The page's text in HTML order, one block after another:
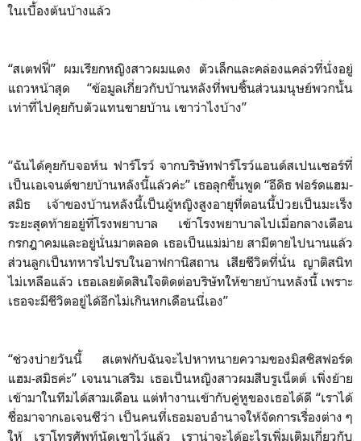
ในเบื้องต้นบ้างแล้ว
“สเตฟฟี่” ผมเรียกหญิงสาวผมแดง ตัวเล็กและคล่องแคล่วที่นั่งอยู่
แถวหน้าสุด “ข้อมูลเกี่ยวกับบ้านหลังที่พบชิ้นส่วนมนุษย์พวกนั้น
เท่าที่ไปคุยกับตัวแทนขายบ้าน เขาว่าไงบ้าง”
“ฉันได้คุยกับจอห์น ฟาร์โรว์ จากบริษัทฟาร์โรว์แอนด์สเปนเซอร์ที่
เป็นเอเจนต์ขายบ้านหลังนี้แล้วค่ะ” เธอลุกขึ้นพูด “อีดิธ ฟอร์ดแฮม-
สมิธ เจ้าของบ้านหลังนี้เป็นผู้หญิงสูงอายุที่ตอนนี้ป่วยเป็นมะเร็ง
ระยะสุดท้ายอยู่ที่โรงพยาบาล เข้าโรงพยาบาลไปเมื่อกลางเดือน
กรกฎาคมและอยู่นั่นมาตลอด เธอเป็นแม่ม่าย สามีตายไปนานแล้ว
ส่วนลูกเป็นทหารไปรบในอาฟกานิสถาน เสียชีวิตที่นั่น ญาติสนิท
ไม่เหลือแล้ว เธอเลยตัดสินใจติดต่อบริษัทให้ขายบ้านหลังนี้ เพราะ
เธอจะมีชีวิตอยู่ได้อีกไม่เกินหกเดือนนี่เอง”
“ช่วงบ่ายวันนี้ สเตฟกับฉันจะไปหาทนายความของมิสซิสฟอร์ด
แฮม-สมิธค่ะ” เจนนาเสริม เธอเป็นหญิงสาวผมสีบรูเน็ตต์ เพิ่งย้าย
เข้ามาในทีมได้สามเดือน แต่ทำงานเข้ากับคู่หูของเธอได้ดี “เราได้
ชื่อมาจากเอเจนซีว่า เป็นคนที่เธอมอบอำนาจให้จัดการเรื่องต่าง ๆ
ให้ เราโทรศัพท์นัดเขาไว้แล้ว เราน่าจะได้อะไรเพิ่มเติมเกี่ยวกับ